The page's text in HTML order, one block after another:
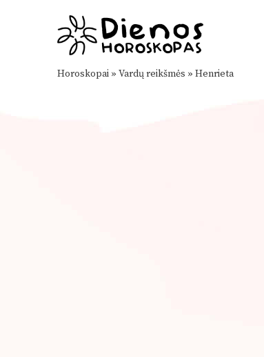
Horoskopai » Vardų reikšmės » Henrieta